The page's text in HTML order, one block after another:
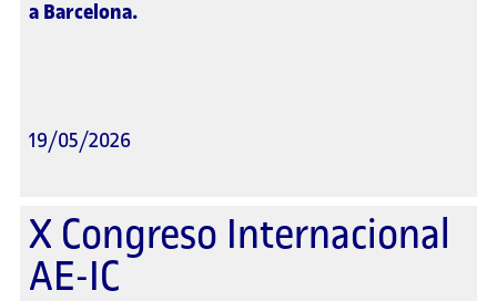
a Barcelona.
19/05/2026
X Congreso Internacional
AE-IC